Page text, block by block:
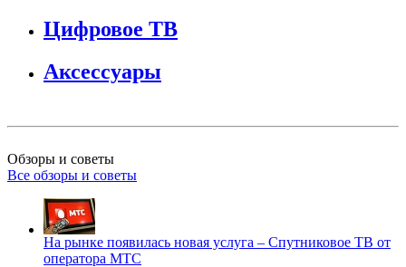
Цифровое ТВ
Аксессуары
Обзоры и советы
Все обзоры и советы
На рынке появилась новая услуга – Спутниковое ТВ от
оператора МТС